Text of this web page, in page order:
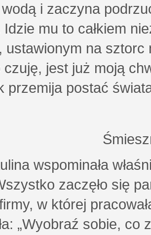
i zaczyna
Idzie mu to całkiem
ustawionym na
jest już moją
przemija postać
właśnie
zaczęło się
w której
„Wyobraź sobie, co